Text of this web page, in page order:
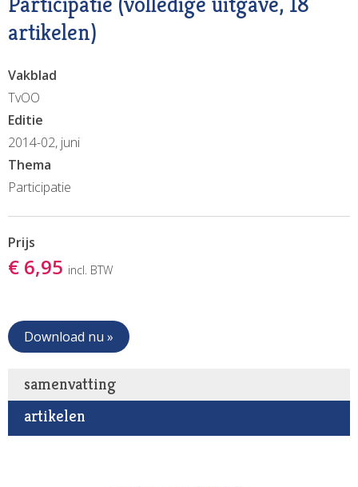
artikelen)
Vakblad
TvOO
Editie
2014-02, juni
Thema
Participatie
Prijs
€ 6,95 incl. BTW
Download nu »
samenvatting
artikelen